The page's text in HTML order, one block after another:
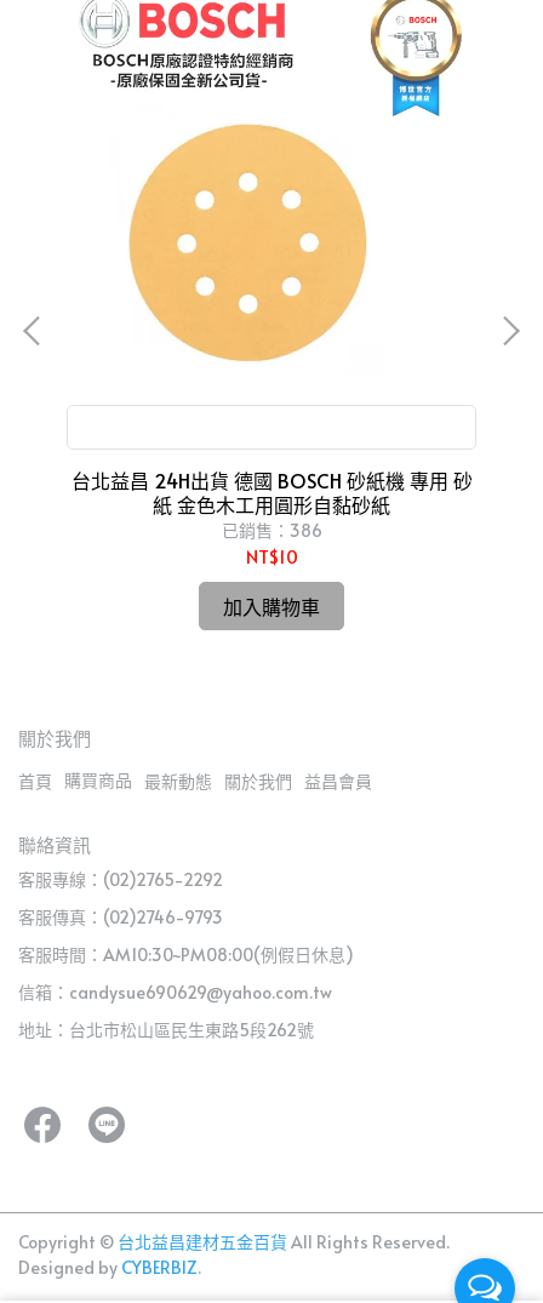
台北益昌 24H出貨 德國 BOSCH 砂紙機 專用 砂
紙 金色木工用圓形自黏砂紙
已銷售：386
NT$10
加入購物車
關於我們
首頁 購買商品 最新動態 關於我們 益昌會員
聯絡資訊
客服專線：(02)2765-2292
客服傳真：(02)2746-9793
客服時間：AM10:30~PM08:00(例假日休息)
信箱：candysue690629@yahoo.com.tw
地址：台北市松山區民生東路5段262號
Copyright © 台北益昌建材五金百貨 All Rights Reserved.
Designed by CYBERBIZ.